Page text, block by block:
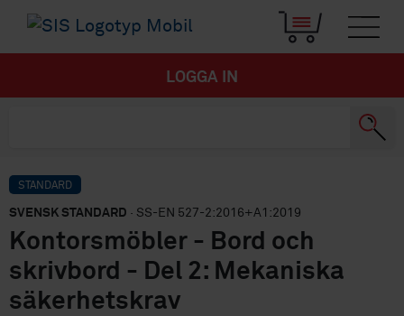
LOGGA IN
STANDARD
SVENSK STANDARD · SS-EN 527-2:2016+A1:2019
Kontorsmöbler - Bord och
skrivbord - Del 2: Mekaniska
säkerhetskrav